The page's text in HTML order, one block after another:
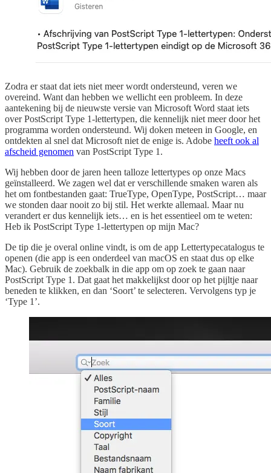
Zodra er staat dat iets niet meer wordt ondersteund, veren we
overeind. Want dan hebben we wellicht een probleem. In deze
aantekening bij de nieuwste versie van Microsoft Word staat iets
over PostScript Type 1-lettertypen, die kennelijk niet meer door het
programma worden ondersteund. Wij doken meteen in Google, en
ontdekten al snel dat Microsoft niet de enige is. Adobe heeft ook al
afscheid genomen van PostScript Type 1.
Wij hebben door de jaren heen talloze lettertypes op onze Macs
geïnstalleerd. We zagen wel dat er verschillende smaken waren als
het om fontbestanden gaat: TrueType, OpenType, PostScript… maar
we stonden daar nooit zo bij stil. Het werkte allemaal. Maar nu
verandert er dus kennelijk iets… en is het essentieel om te weten:
Heb ik PostScript Type 1-lettertypen op mijn Mac?
De tip die je overal online vindt, is om de app Lettertypecatalogus te
openen (die app is een onderdeel van macOS en staat dus op elke
Mac). Gebruik de zoekbalk in die app om op zoek te gaan naar
PostScript Type 1. Dat gaat het makkelijkst door op het pijltje naar
beneden te klikken, en dan ‘Soort’ te selecteren. Vervolgens typ je
‘Type 1’.